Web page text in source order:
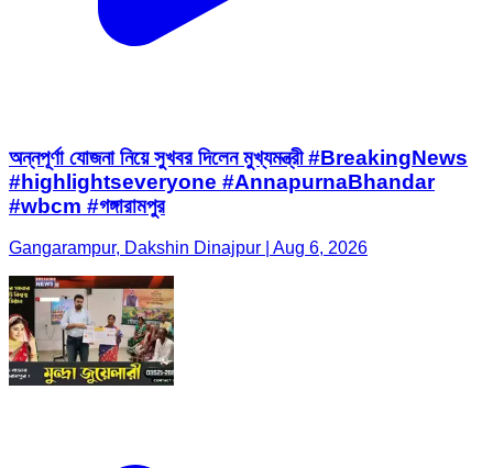
অন্নপূর্ণা যোজনা নিয়ে সুখবর দিলেন মুখ্যমন্ত্রী #BreakingNews
#highlightseveryone #AnnapurnaBhandar
#wbcm #গঙ্গারামপুর
Gangarampur, Dakshin Dinajpur | Aug 6, 2026